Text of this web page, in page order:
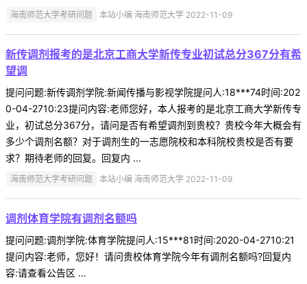
海南师范大学考研问题 本站小编 海南师范大学 2022-11-09
新传调剂报考的是北京工商大学新传专业初试总分367分有希
望调
提问问题:新传调剂学院:新闻传播与影视学院提问人:18***74时间:202
0-04-2710:23提问内容:老师您好，本人报考的是北京工商大学新传专
业，初试总分367分，请问是否有希望调剂到贵校？贵校今年大概会有
多少个调剂名额？对于调剂生的一志愿院校和本科院校贵校是否有要
求？期待老师的回复。回复内 ...
海南师范大学考研问题 本站小编 海南师范大学 2022-11-09
调剂体育学院有调剂名额吗
提问问题:调剂学院:体育学院提问人:15***81时间:2020-04-2710:21
提问内容:老师，您好！请问贵校体育学院今年有调剂名额吗?回复内
容:请查看公告区 ...